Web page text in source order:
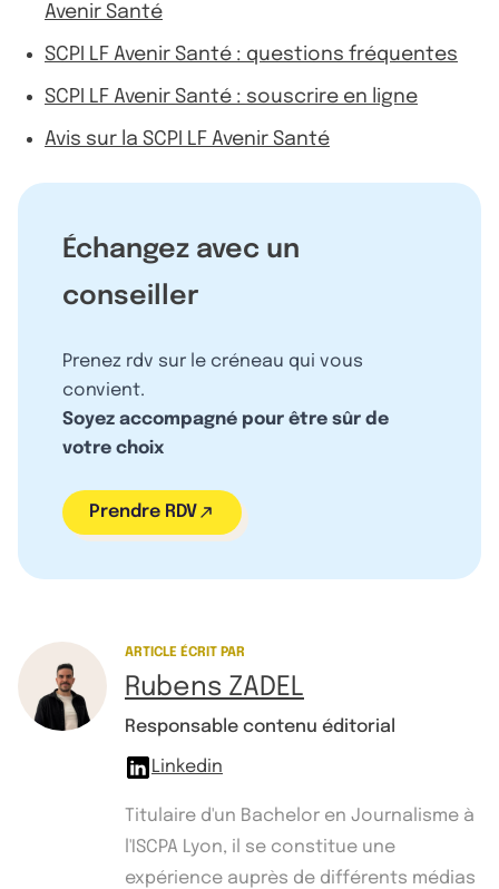
Avenir Santé
SCPI LF Avenir Santé : questions fréquentes
SCPI LF Avenir Santé : souscrire en ligne
Avis sur la SCPI LF Avenir Santé
Échangez avec un
conseiller
Prenez rdv sur le créneau qui vous
convient.
Soyez accompagné pour être sûr de
votre choix
Prendre RDV
ARTICLE ÉCRIT PAR
Rubens ZADEL
Responsable contenu éditorial
Linkedin
Titulaire d'un Bachelor en Journalisme à
l'ISCPA Lyon, il se constitue une
expérience auprès de différents médias